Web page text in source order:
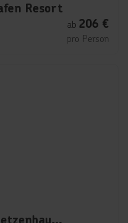
Resort
ab 206 €
pro Person